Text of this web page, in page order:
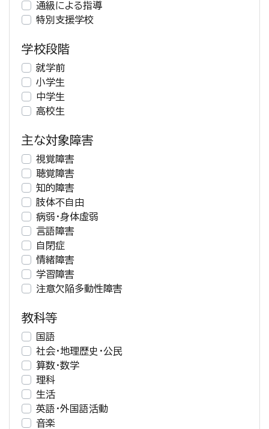
通級による指導
特別支援学校
学校段階
就学前
小学生
中学生
高校生
主な対象障害
視覚障害
聴覚障害
知的障害
肢体不自由
病弱・身体虚弱
言語障害
自閉症
情緒障害
学習障害
注意欠陥多動性障害
教科等
国語
社会・地理歴史・公民
算数・数学
理科
生活
英語・外国語活動
音楽